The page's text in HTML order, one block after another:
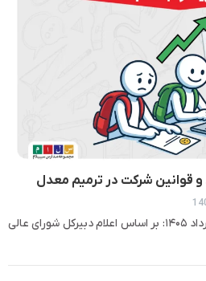
قوانین شرکت در ترمیم معدل
اطلاعیه مهم | به‌روزرسانی ۲۸ خرداد ۱۴۰۵: بر اساس اعلام دبیرکل شورای عالی